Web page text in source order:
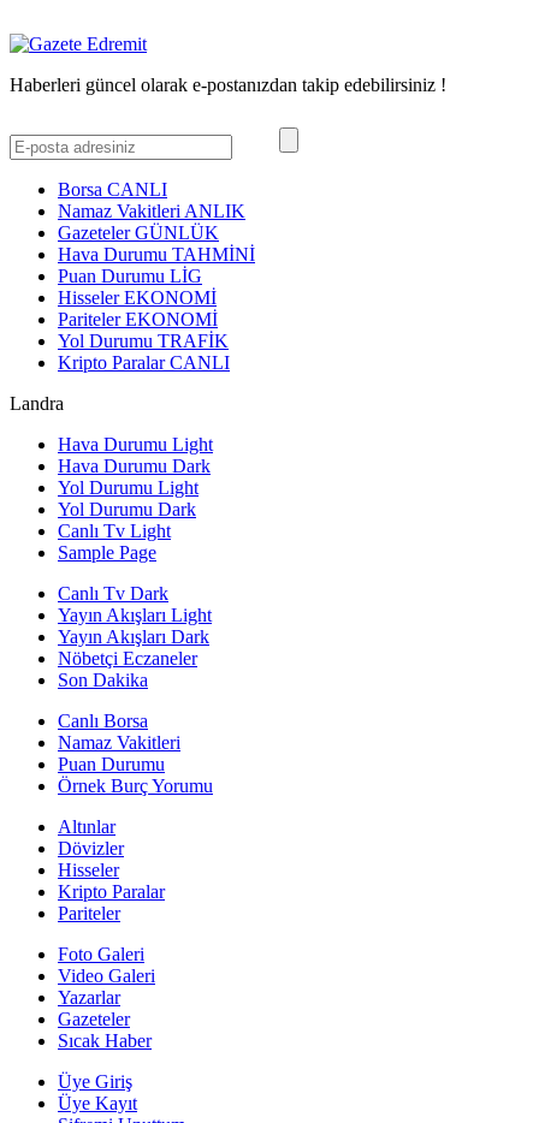
Haberleri güncel olarak e-postanızdan takip edebilirsiniz !
Borsa CANLI
Namaz Vakitleri ANLIK
GazetelerGÜNLÜK
Hava Durumu TAHMİNİ
Puan Durumu LİG
HisselerEKONOMİ
ParitelerEKONOMİ
Yol Durumu TRAFİK
Kripto ParalarCANLI
Landra
Hava Durumu Light
Hava Durumu Dark
Yol Durumu Light
Yol Durumu Dark
Canlı Tv Light
Sample Page
Canlı Tv Dark
Yayın Akışları Light
Yayın Akışları Dark
Nöbetçi Eczaneler
Son Dakika
Canlı Borsa
Namaz Vakitleri
Puan Durumu
Örnek Burç Yorumu
Altınlar
Dövizler
Hisseler
Kripto Paralar
Pariteler
Foto Galeri
Video Galeri
Yazarlar
Gazeteler
Sıcak Haber
Üye Giriş
Üye Kayıt